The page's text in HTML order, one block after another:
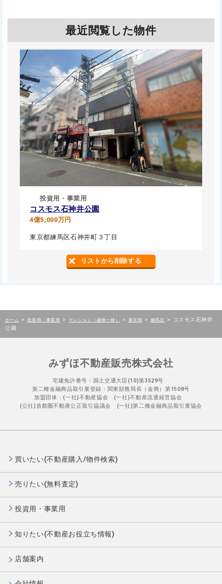
最近閲覧した物件
投資用・事業用
コスモス石神井公園
4億5,000万円
東京都練馬区石神井町３丁目
リストから削除する
ホーム > 投資用・事業用 > マンション（建物一棟） > 東京都 > 練馬区 >
コスモス石神井
公園
みずほ不動産販売株式会社
宅建免許番号：国土交通大臣(10)第3529号
第二種金融商品取引業登録：関東財務局長（金商）第1508号
加盟団体：(一社)不動産協会 (一社)不動産流通経営協会
(公社)首都圏不動産公正取引協議会 (一社)第二種金融商品取引業協会
買いたい(不動産購入/物件検索)
売りたい(無料査定)
投資用・事業用
知りたい(不動産お役立ち情報)
店舗案内